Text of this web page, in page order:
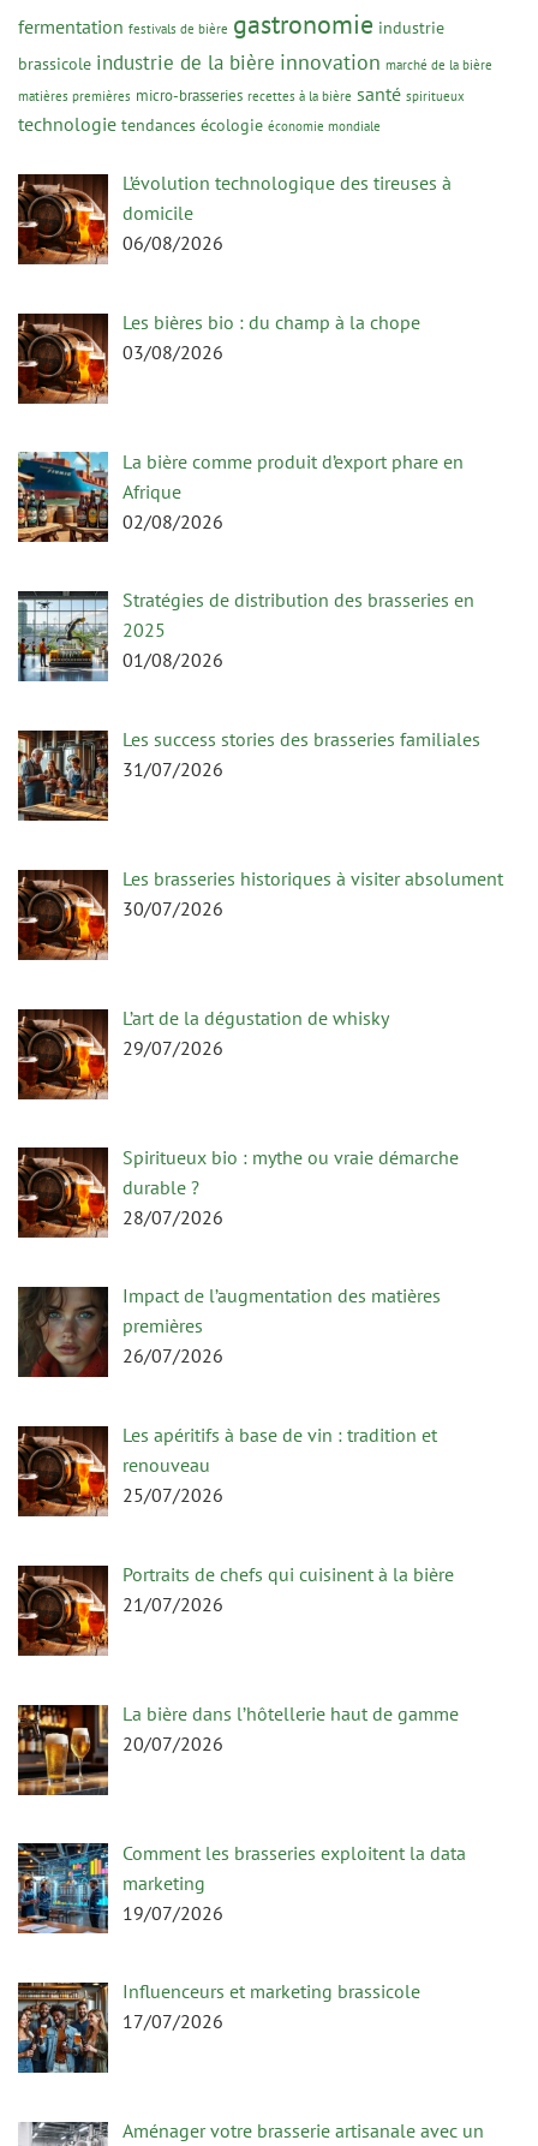
fermentation festivals de bière gastronomie industrie
brassicole industrie de la bière innovation marché de la bière
matières premières micro-brasseries recettes à la bière santé spiritueux
technologie tendances écologie économie mondiale
L’évolution technologique des tireuses à
domicile
06/08/2026
Les bières bio : du champ à la chope
03/08/2026
La bière comme produit d’export phare en
Afrique
02/08/2026
Stratégies de distribution des brasseries en
2025
01/08/2026
Les success stories des brasseries familiales
31/07/2026
Les brasseries historiques à visiter absolument
30/07/2026
L’art de la dégustation de whisky
29/07/2026
Spiritueux bio : mythe ou vraie démarche
durable ?
28/07/2026
Impact de l’augmentation des matières
premières
26/07/2026
Les apéritifs à base de vin : tradition et
renouveau
25/07/2026
Portraits de chefs qui cuisinent à la bière
21/07/2026
La bière dans l’hôtellerie haut de gamme
20/07/2026
Comment les brasseries exploitent la data
marketing
19/07/2026
Influenceurs et marketing brassicole
17/07/2026
Aménager votre brasserie artisanale avec un